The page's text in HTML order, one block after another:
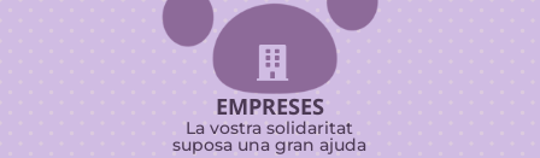

EMPRESES
La vostra solidaritat
suposa una gran ajuda